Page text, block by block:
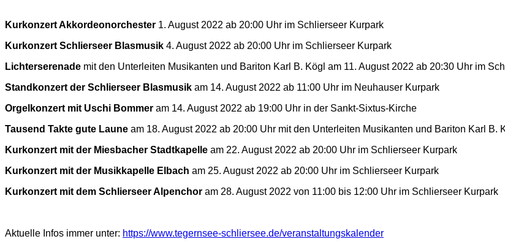
Kurkonzert Akkordeonorchester 1. August 2022 ab 20:00 Uhr im Schlierseer Kurpark
Kurkonzert Schlierseer Blasmusik 4. August 2022 ab 20:00 Uhr im Schlierseer Kurpark
Lichterserenade mit den Unterleiten Musikanten und Bariton Karl B. Kögl am 11. August 2022 ab 20:30 Uhr im
Standkonzert der Schlierseer Blasmusik am 14. August 2022 ab 11:00 Uhr im Neuhauser Kurpark
Orgelkonzert mit Uschi Bommer am 14. August 2022 ab 19:00 Uhr in der Sankt-Sixtus-Kirche
Tausend Takte gute Laune am 18. August 2022 ab 20:00 Uhr mit den Unterleiten Musikanten und Bariton Karl B.
Kurkonzert mit der Miesbacher Stadtkapelle am 22. August 2022 ab 20:00 Uhr im Schlierseer Kurpark
Kurkonzert mit der Musikkapelle Elbach am 25. August 2022 ab 20:00 Uhr im Schlierseer Kurpark
Kurkonzert mit dem Schlierseer Alpenchor am 28. August 2022 von 11:00 bis 12:00 Uhr im Schlierseer Kurpark
Aktuelle Infos immer unter: https://www.tegernsee-schliersee.de/veranstaltungskalender